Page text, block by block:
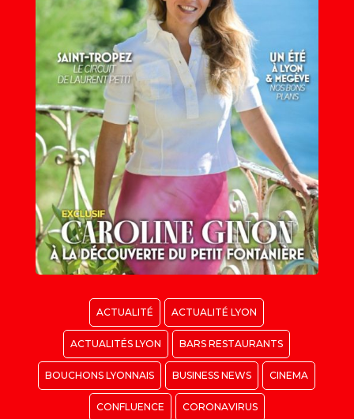
ACTUALITÉ ACTUALITÉ LYON
ACTUALITÉS LYON BARS RESTAURANTS
BOUCHONS LYONNAIS BUSINESS NEWS CINEMA
CONFLUENCE CORONAVIRUS